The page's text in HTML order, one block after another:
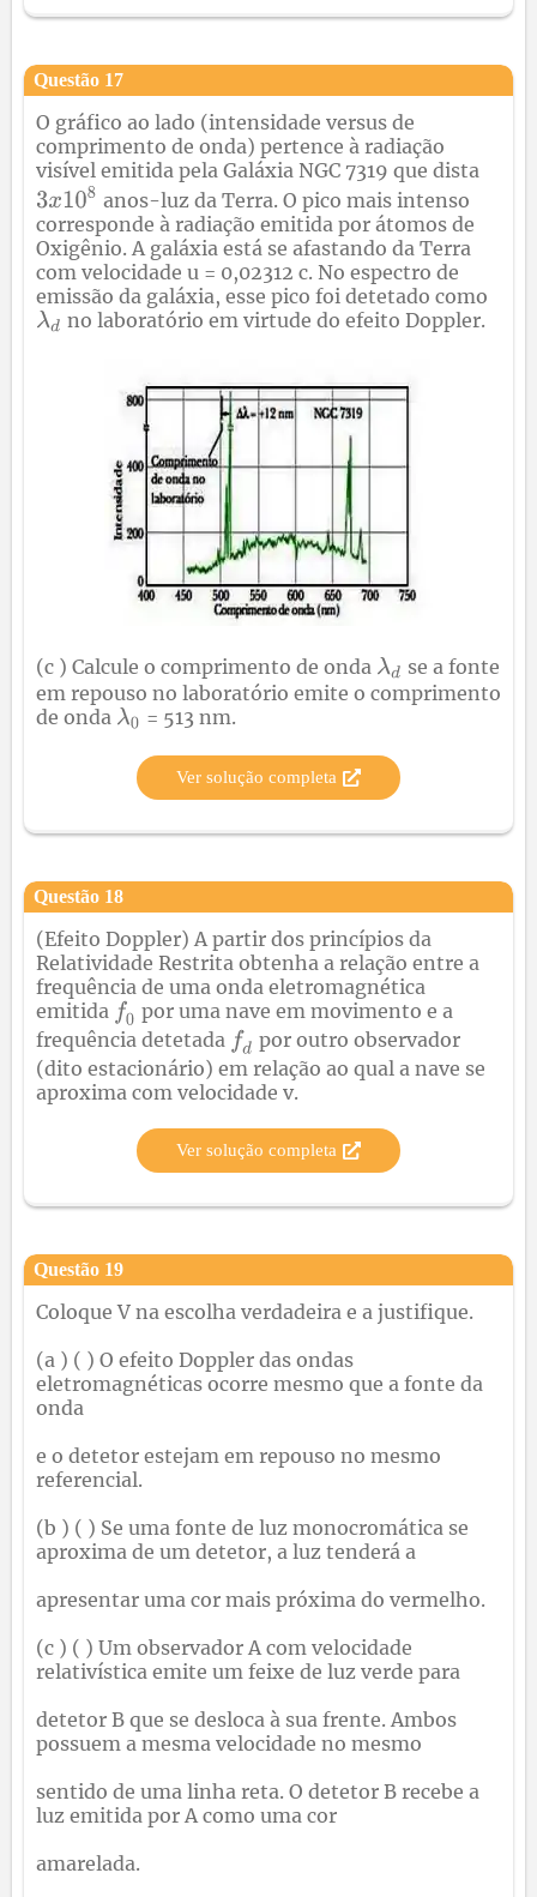
Questão 17
O gráfico ao lado (intensidade versus de
comprimento de onda) pertence à radiação
visível emitida pela Galáxia NGC 7319 que dista
anos-luz da Terra. O pico mais intenso
corresponde à radiação emitida por átomos de
Oxigênio. A galáxia está se afastando da Terra
com velocidade u = 0,02312 c. No espectro de
emissão da galáxia, esse pico foi detetado como
no laboratório em virtude do efeito Doppler.
(c ) Calcule o comprimento de onda
se a fonte
em repouso no laboratório emite o comprimento
de onda
= 513 nm.
Ver solução completa
Questão 18
(Efeito Doppler) A partir dos princípios da
Relatividade Restrita obtenha a relação entre a
frequência de uma onda eletromagnética
emitida
por uma nave em movimento e a
frequência detetada
por outro observador
(dito estacionário) em relação ao qual a nave se
aproxima com velocidade v.
Ver solução completa
Questão 19
Coloque V na escolha verdadeira e a justifique.
(a ) ( ) O efeito Doppler das ondas
eletromagnéticas ocorre mesmo que a fonte da
onda
e o detetor estejam em repouso no mesmo
referencial.
(b ) ( ) Se uma fonte de luz monocromática se
aproxima de um detetor, a luz tenderá a
apresentar uma cor mais próxima do vermelho.
(c ) ( ) Um observador A com velocidade
relativística emite um feixe de luz verde para
detetor B que se desloca à sua frente. Ambos
possuem a mesma velocidade no mesmo
sentido de uma linha reta. O detetor B recebe a
luz emitida por A como uma cor
amarelada.